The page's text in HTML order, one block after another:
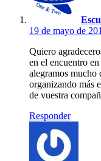
19 de mayo de
Quiero
en el encuentro
alegramos mucho
organizando más
de vuestra
Responder